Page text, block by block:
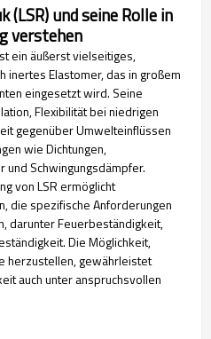
und seine Rolle in
verstehen
ein äußerst vielseitiges,
inertes Elastomer, das in großem
eingesetzt wird. Seine
Flexibilität bei niedrigen
gegenüber Umwelteinflüssen
wie Dichtungen,
und Schwingungsdämpfer.
von LSR ermöglicht
die spezifische Anforderungen
darunter Feuerbeständigkeit,
Die Möglichkeit,
herzustellen, gewährleistet
auch unter anspruchsvollen